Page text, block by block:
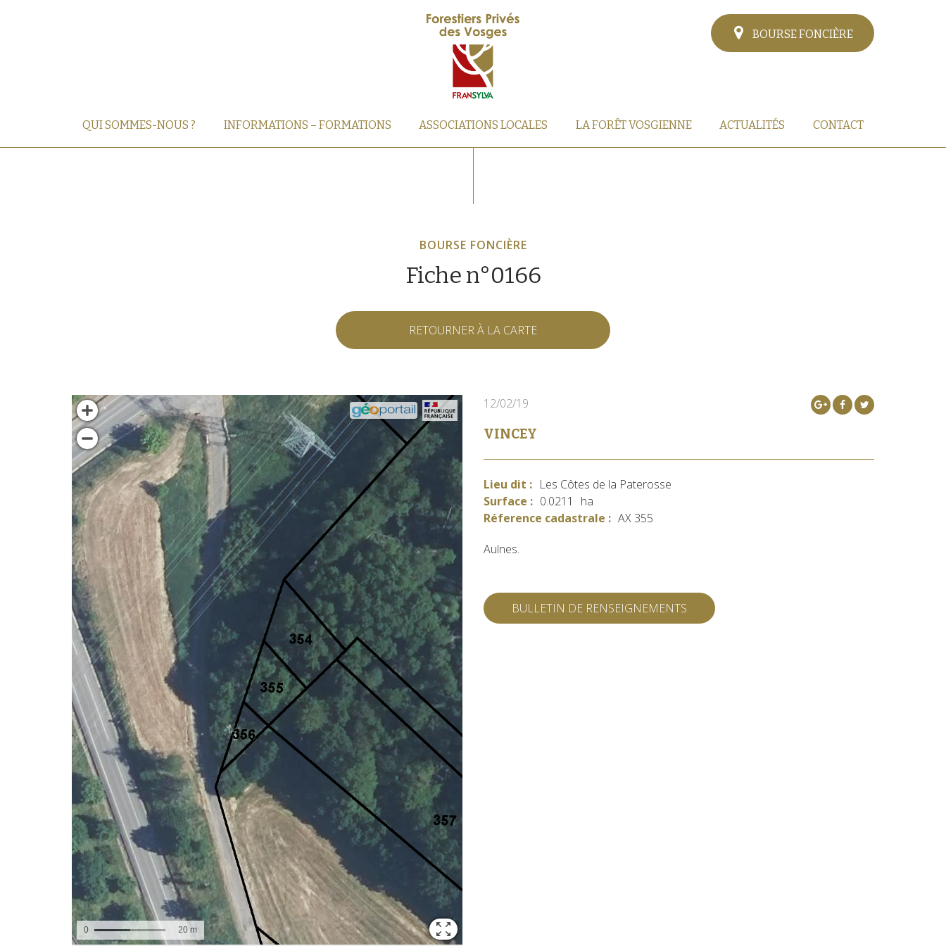
BOURSE FONCIÈRE
QUI SOMMES-NOUS ? INFORMATIONS – FORMATIONS ASSOCIATIONS LOCALES LA FORÊT VOSGIENNE ACTUALITÉS CONTACT
BOURSE FONCIÈRE
Fiche n°0166
RETOURNER À LA CARTE
12/02/19
VINCEY
Lieu dit : Les Côtes de la Paterosse
Surface : 0.0211
ha
Réference cadastrale : AX 355
Aulnes.
BULLETIN DE RENSEIGNEMENTS